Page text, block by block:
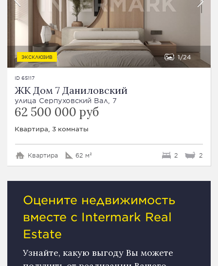
ЭКСКЛЮЗИВ 1 24
ID 65117
ЖК Дом 7 Даниловский
улица Серпуховский Вал, 7
62 500 000 руб
Квартира, 3 комнаты
Квартира 62 м² 2 2
Оцените недвижимость
вместе с Intermark Real
Estate
Узнайте, какую выгоду Вы можете